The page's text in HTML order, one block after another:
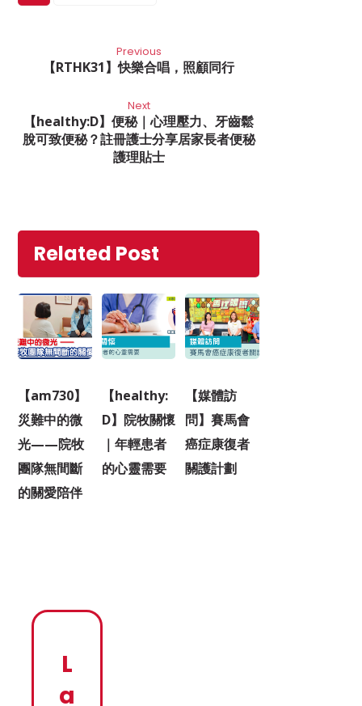
Previous
【RTHK31】快樂合唱，照顧同行
Next
【healthy:D】便秘｜心理壓力、牙齒鬆
脫可致便秘？註冊護士分享居家長者便秘
護理貼士
Related Post
【am730】
災難中的微
光——院牧
團隊無間斷
的關愛陪伴
【healthy:
D】院牧關懷
｜年輕患者
的心靈需要
【媒體訪
問】賽馬會
癌症康復者
關護計劃
L
a